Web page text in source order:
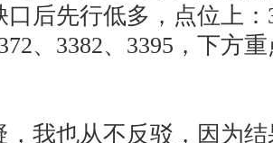
口后先行低多，点位上：
、3382、3395，下方
也从不反驳，因为结